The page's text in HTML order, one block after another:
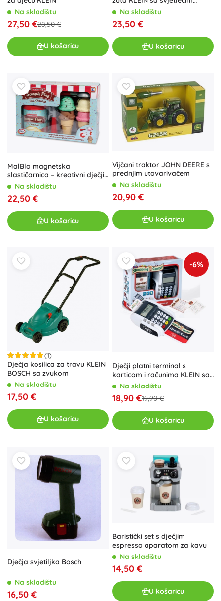
Na skladištu
27,50 €28,50 €
U košaricu
efektom
Na skladištu
23,50 €
U košaricu
MalBlo magnetska
slastičarnica – kreativni dječji
setNa skladištu
22,50 €
U košaricu
Vijčani traktor JOHN DEERE s
prednjim utovarivačem
Na skladištu
20,90 €
U košaricu
(1)
Dječja kosilica za travu KLEIN
BOSCH sa zvukom
Na skladištu
17,50 €
U košaricu
-6%
Dječji platni terminal s
karticom i računima KLEIN sa
zvukom
Na skladištu
18,90 €19,90 €
U košaricu
Dječja svjetiljka Bosch
Na skladištu
16,50 €
Baristički set s dječjim
espresso aparatom za kavu
Na skladištu
14,50 €
U košaricu